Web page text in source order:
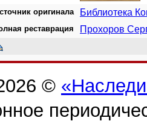
оригинала Библиотека
реставрация Прохоров
©